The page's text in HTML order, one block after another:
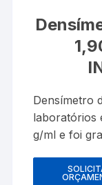
Densímetro
laboratórios
g/ml e foi